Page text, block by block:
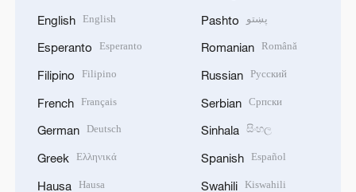
English English
Esperanto Esperanto
Filipino Filipino
French Français
German Deutsch
Greek Ελληνικά
Hausa Hausa
Pashto پښتو
Romanian Română
Russian Русский
Serbian Српски
Sinhala සිංහල
Spanish Español
Swahili Kiswahili